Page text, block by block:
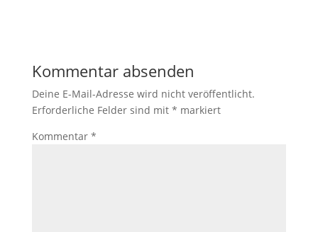
Kommentar absenden
Deine E-Mail-Adresse wird nicht veröffentlicht.
Erforderliche Felder sind mit * markiert
Kommentar *